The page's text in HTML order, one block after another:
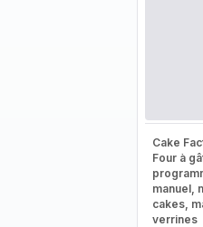
Cake
Four à
manuel,
cakes,
verrines